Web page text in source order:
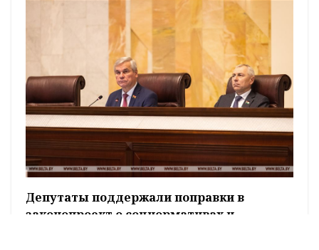
Депутаты поддержали поправки в
законопроект о соцнормативах и